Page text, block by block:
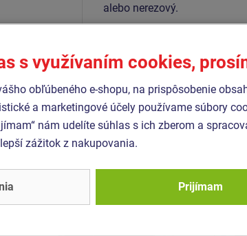
alebo nerezový.
Podobnýtovar
- celokovový
s využívaním cookies,
obľúbeného e-shopu, na prispôsobenie
a marketingové účely používame súbory
nám udelíte súhlas s ich zberom a
zážitok z nakupovania.
Prijímam